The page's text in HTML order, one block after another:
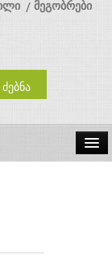
მეგობრები